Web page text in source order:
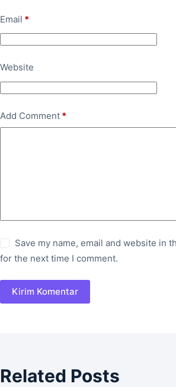
Email *
Website
Add Comment *
Save my name, email and website in
for the next time I comment.
Kirim Komentar
Related Posts